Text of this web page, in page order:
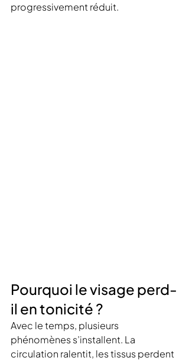
progressivement réduit.
Pourquoi le visage perd-
il en tonicité ?
Avec le temps, plusieurs
phénomènes s’installent. La
circulation ralentit, les tissus perdent